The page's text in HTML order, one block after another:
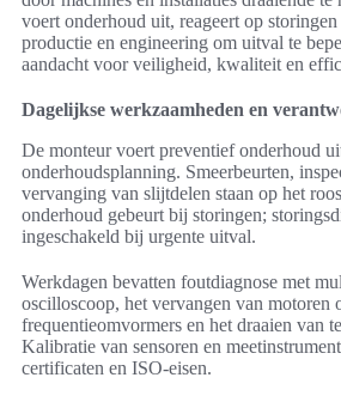
voert onderhoud uit, reageert op
productie en engineering om uitval te
aandacht voor veiligheid, kwaliteit en
Dagelijkse werkzaamheden en
De monteur voert preventief onderhoud
onderhoudsplanning. Smeerbeurten,
vervanging van slijtdelen staan op het
onderhoud gebeurt bij storingen;
ingeschakeld bij urgente uitval.
Werkdagen bevatten foutdiagnose met
oscilloscoop, het vervangen van motoren
frequentieomvormers en het draaien van
Kalibratie van sensoren en
certificaten en ISO-eisen.